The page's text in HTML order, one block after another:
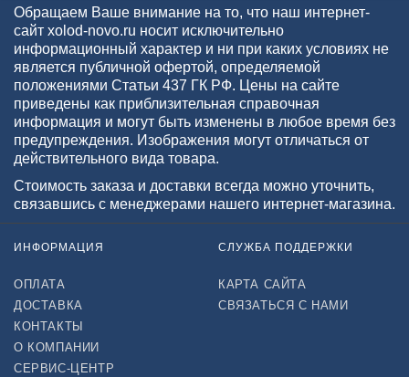
Обращаем Ваше внимание на то, что наш интернет-
сайт xolod-novo.ru носит исключительно
информационный характер и ни при каких условиях не
является публичной офертой, определяемой
положениями Статьи 437 ГК РФ. Цены на сайте
приведены как приблизительная справочная
информация и могут быть изменены в любое время без
предупреждения. Изображения могут отличаться от
действительного вида товара.
Стоимость заказа и доставки всегда можно уточнить,
связавшись с менеджерами нашего интернет-магазина.
ИНФОРМАЦИЯ
ОПЛАТА
ДОСТАВКА
КОНТАКТЫ
О КОМПАНИИ
СЕРВИС-ЦЕНТР
СЛУЖБА ПОДДЕРЖКИ
КАРТА САЙТА
СВЯЗАТЬСЯ С НАМИ